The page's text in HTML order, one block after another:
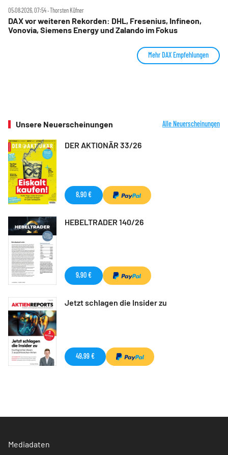
05.08.2026, 07:54 ‧ Thorsten Küfner
DAX vor weiteren Rekorden: DHL, Fresenius, Infineon,
Vonovia, Siemens Energy und Zalando im Fokus
Mehr DAX Empfehlungen
Unsere Neuerscheinungen Alle Neuerscheinungen
DER AKTIONÄR 33/26
8,90 €
HEBELTRADER 140/26
9,90 €
Jetzt schlagen die Insider zu
49,99 €
Mediadaten